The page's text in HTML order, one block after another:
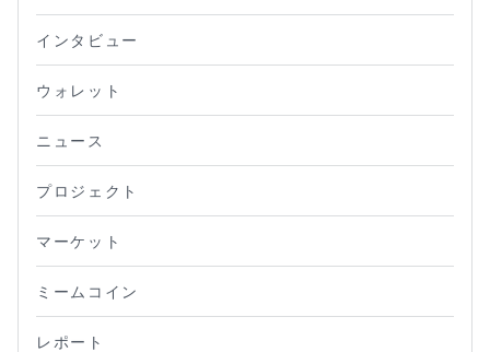
インタビュー
ウォレット
ニュース
プロジェクト
マーケット
ミームコイン
レポート